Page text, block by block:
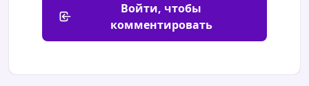
Войти, чтобы
комментировать